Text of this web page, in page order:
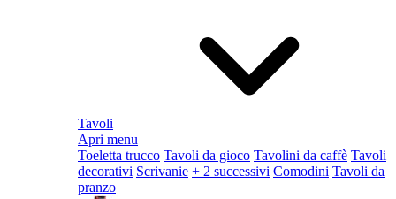
Tavoli
Apri menu
Toeletta trucco Tavoli da gioco Tavolini da caffè Tavoli
decorativi Scrivanie + 2 successivi Comodini Tavoli da
pranzo